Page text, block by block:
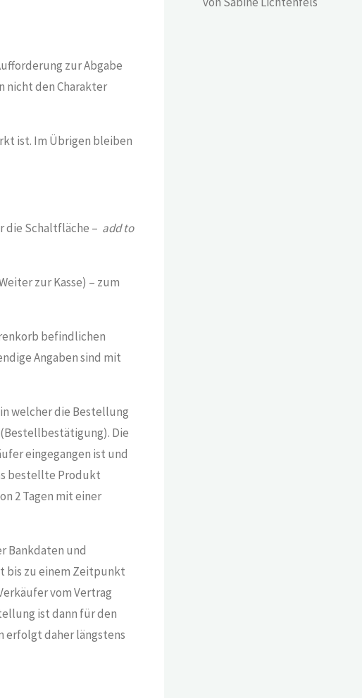
zur Abgabe
nicht den Charakter
ist. Im Übrigen bleiben
die Schaltfläche – add to
zur Kasse) – zum
befindlichen
Angaben sind mit
welcher die Bestellung
Die
eingegangen ist und
bestellte Produkt
2 Tagen mit einer
Bankdaten und
bis zu einem Zeitpunkt
vom Vertrag
ist dann für den
erfolgt daher längstens